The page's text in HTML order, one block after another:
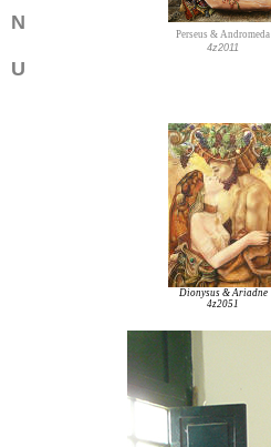
N
U
Perseus & Andromeda
4z2011
Dionysus & Ariadne
4z2051